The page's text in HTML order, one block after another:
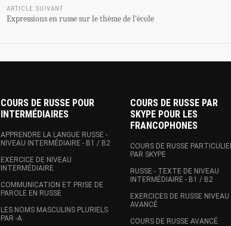
ARTICLE SUIVANT
Expressions en russe sur le thème de l’école
COURS DE RUSSE POUR
INTERMÉDIAIRES
APPRENDRE LA LANGUE RUSSE -
NIVEAU INTERMÉDIAIRE - B1 / B2
EXERCICE DE NIVEAU
INTERMÉDIAIRE
COMMUNICATION ET PRISE DE
PAROLE EN RUSSE
LES NOMS MASCULINS PLURIELS
PAR -A
COURS DE RUSSE PAR
SKYPE POUR LES
FRANCOPHONES
COURS DE RUSSE
PAR SKYPE
RUSSE - TEXTE DE NIVEAU
INTERMÉDIAIRE - B1 / B2
EXERCICES DE RUSSE NIVEAU
AVANCÉ
COURS DE RUSSE AVANCÉ